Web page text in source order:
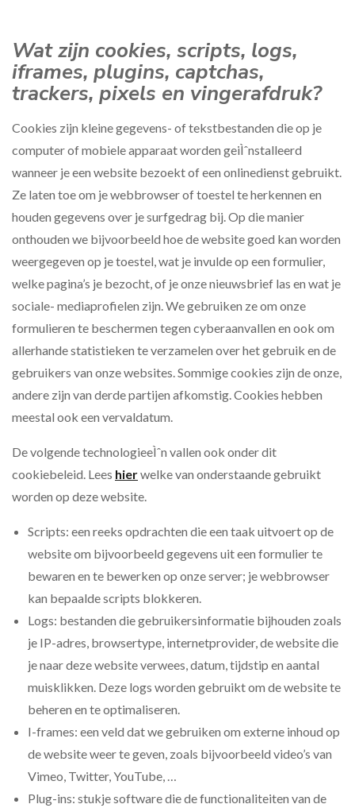
Wat zijn cookies, scripts, logs,
iframes, plugins, captchas,
trackers, pixels en vingerafdruk?
Cookies zijn kleine gegevens- of tekstbestanden die op je
computer of mobiele apparaat worden geiÌˆnstalleerd
wanneer je een website bezoekt of een onlinedienst gebruikt.
Ze laten toe om je webbrowser of toestel te herkennen en
houden gegevens over je surfgedrag bij. Op die manier
onthouden we bijvoorbeeld hoe de website goed kan worden
weergegeven op je toestel, wat je invulde op een formulier,
welke pagina’s je bezocht, of je onze nieuwsbrief las en wat je
sociale- mediaprofielen zijn. We gebruiken ze om onze
formulieren te beschermen tegen cyberaanvallen en ook om
allerhande statistieken te verzamelen over het gebruik en de
gebruikers van onze websites. Sommige cookies zijn de onze,
andere zijn van derde partijen afkomstig. Cookies hebben
meestal ook een vervaldatum.
De volgende technologieeÌˆn vallen ook onder dit
cookiebeleid. Lees hierwelke van onderstaande gebruikt
worden op deze website.
Scripts: een reeks opdrachten die een taak uitvoert op de
website om bijvoorbeeld gegevens uit een formulier te
bewaren en te bewerken op onze server; je webbrowser
kan bepaalde scripts blokkeren.
Logs: bestanden die gebruikersinformatie bijhouden zoals
je IP-adres, browsertype, internetprovider, de website die
je naar deze website verwees, datum, tijdstip en aantal
muisklikken. Deze logs worden gebruikt om de website te
beheren en te optimaliseren.
I-frames: een veld dat we gebruiken om externe inhoud op
de website weer te geven, zoals bijvoorbeeld video’s van
Vimeo, Twitter, YouTube, …
Plug-ins: stukje software die de functionaliteiten van de